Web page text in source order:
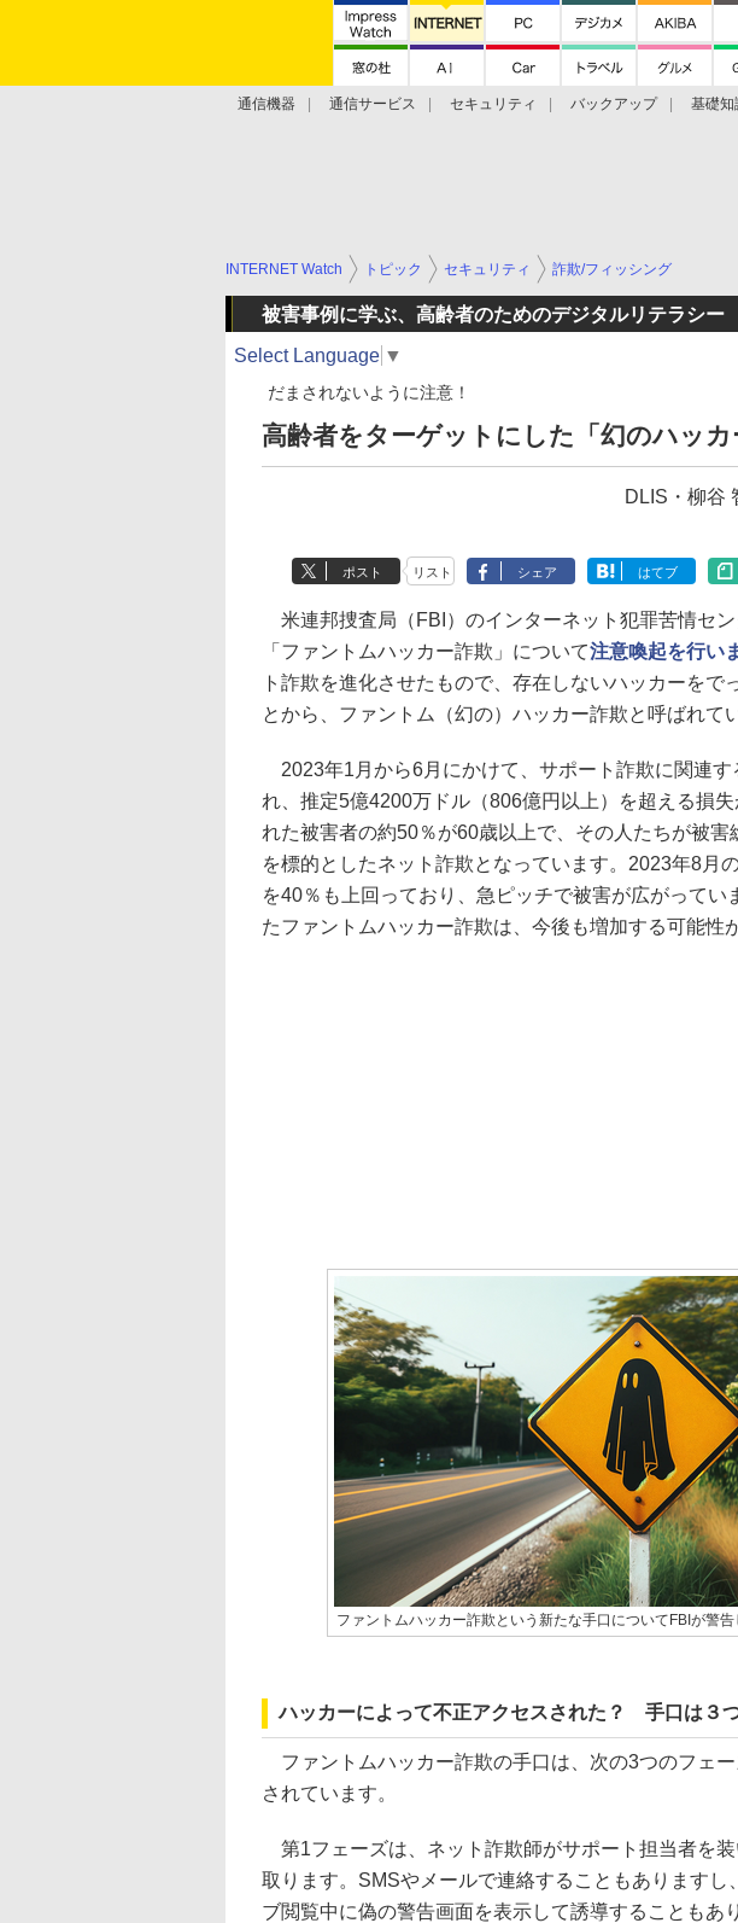
通信機器 通信サービス セキュリティ バックアップ 基礎知
INTERNET Watch トピック セキュリティ 詐欺/フィッシング
被害事例に学ぶ、高齢者のためのデジタルリテラシー
Select Language ▼
だまされないように注意！
高齢者をターゲットにした「幻のハッカ
DLIS・柳谷
ポスト リスト シェア はてブ
米連邦捜査局（FBI）のインターネット犯罪苦情セン
「ファントムハッカー詐欺」について注意喚起を行い
ト詐欺を進化させたもので、存在しないハッカーをで
とから、ファントム（幻の）ハッカー詐欺と呼ばれて
2023年1月から6月にかけて、サポート詐欺に関連す
れ、推定5億4200万ドル（806億円以上）を超える損
れた被害者の約50％が60歳以上で、その人たちが被
を標的としたネット詐欺となっています。2023年8月
を40％も上回っており、急ピッチで被害が広がってい
たファントムハッカー詐欺は、今後も増加する可能性
ファントムハッカー詐欺という新たな手口についてFBIが警告
ハッカーによって不正アクセスされた？ 手口は３
ファントムハッカー詐欺の手口は、次の3つのフェ
されています。
第1フェーズは、ネット詐欺師がサポート担当者を
取ります。SMSやメールで連絡することもありますし
ブ閲覧中に偽の警告画面を表示して誘導することもあ